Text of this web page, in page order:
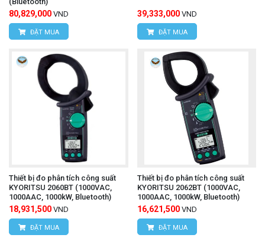
80,829,000 VND
ĐẶT MUA
39,333,000 VND
ĐẶT MUA
Thiết bị đo phân tích công suất
KYORITSU 2060BT (1000VAC,
1000AAC, 1000kW, Bluetooth)
18,931,500 VND
ĐẶT MUA
Thiết bị đo phân tích công suất
KYORITSU 2062BT (1000VAC,
1000AAC, 1000kW, Bluetooth)
16,621,500 VND
ĐẶT MUA